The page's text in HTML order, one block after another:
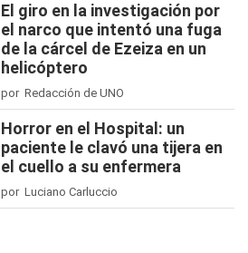
El giro en la investigación por
el narco que intentó una fuga
de la cárcel de Ezeiza en un
helicóptero
por Redacción de UNO
Horror en el Hospital: un
paciente le clavó una tijera en
el cuello a su enfermera
por Luciano Carluccio